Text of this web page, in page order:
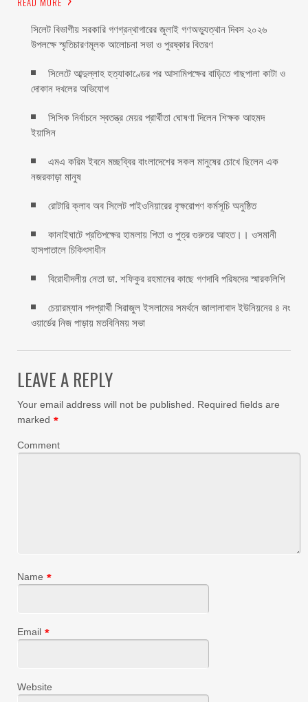
সিলেট বিভাগীয় সরকারি গণগ্রন্থাগারের জুলাই গণঅভ্যুত্থান দিবস ২০২৬
উপলক্ষে স্মৃতিচারণমূলক আলোচনা সভা ও পুরষ্কার বিতরণ ‎ ‎
সিলেটে আব্দুল্লাহ হত্যাকাণ্ডের পর আসামিপক্ষের বাড়িতে গাছপালা কাটা ও
দোকান দখলের অভিযোগ
সিসিক নির্বাচনে স্বতন্ত্র মেয়র প্রার্থীতা ঘোষণা দিলেন শিক্ষক আহমদ
ইয়াসিন
এমএ করিম ইবনে মচ্ছব্বির বাংলাদেশের সকল মানুষের চোখে ছিলেন এক
নজরকাড়া মানুষ ‎
রোটারি ক্লাব অব সিলেট পাইওনিয়ারের বৃক্ষরোপণ কর্মসূচি অনুষ্ঠিত
কানাইঘাটে প্রতিপক্ষের হামলায় পিতা ও পুত্র গুরুতর আহত।। ওসমানী
হাসপাতালে চিকিৎসাধীন
বিরোধীদলীয় নেতা ডা. শফিকুর রহমানের কাছে গণদাবি পরিষদের স্মারকলিপি ‎
চেয়ারম্যান পদপ্রার্থী সিরাজুল ইসলামের সমর্থনে জালালাবাদ ইউনিয়নের ৪ নং
ওয়ার্ডের নিজ পাড়ায় মতবিনিময় সভা
LEAVE A REPLY
Your email address will not be published.
Required fields are
marked *
Comment
Name *
Email *
Website